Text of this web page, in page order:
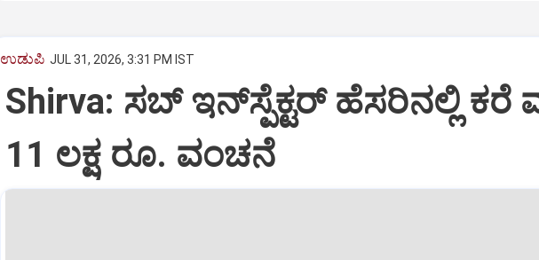
ಉಡುಪಿ JUL 31, 2026, 3:31 PM IST
Shirva: ಸಬ್‌ ಇನ್‌ಸ್ಪೆಕ್ಟರ್‌ ಹೆಸರಿನಲ್ಲಿ ಕರೆ
11 ಲಕ್ಷ ರೂ. ವಂಚನೆ